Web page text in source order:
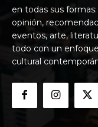
en todas sus
opinión,
eventos, arte,
todo con un
cultural